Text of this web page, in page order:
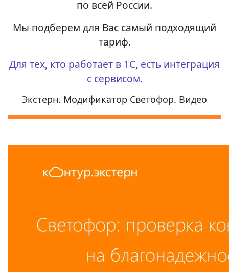
по всей России.
Мы подберем для Вас самый подходящий
тариф.
Для тех, кто работает в 1С, есть интеграция
с сервисом.
Экстерн. Модификатор Светофор. Видео